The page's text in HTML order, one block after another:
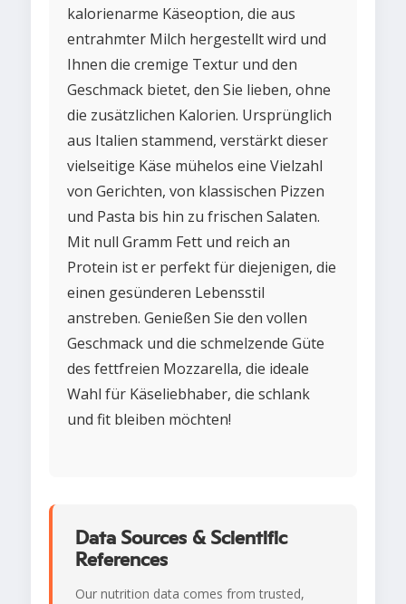
kalorienarme Käseoption, die aus
entrahmter Milch hergestellt wird und
Ihnen die cremige Textur und den
Geschmack bietet, den Sie lieben, ohne
die zusätzlichen Kalorien. Ursprünglich
aus Italien stammend, verstärkt dieser
vielseitige Käse mühelos eine Vielzahl
von Gerichten, von klassischen Pizzen
und Pasta bis hin zu frischen Salaten.
Mit null Gramm Fett und reich an
Protein ist er perfekt für diejenigen, die
einen gesünderen Lebensstil
anstreben. Genießen Sie den vollen
Geschmack und die schmelzende Güte
des fettfreien Mozzarella, die ideale
Wahl für Käseliebhaber, die schlank
und fit bleiben möchten!
Data Sources & Scientific
References
Our nutrition data comes from trusted,